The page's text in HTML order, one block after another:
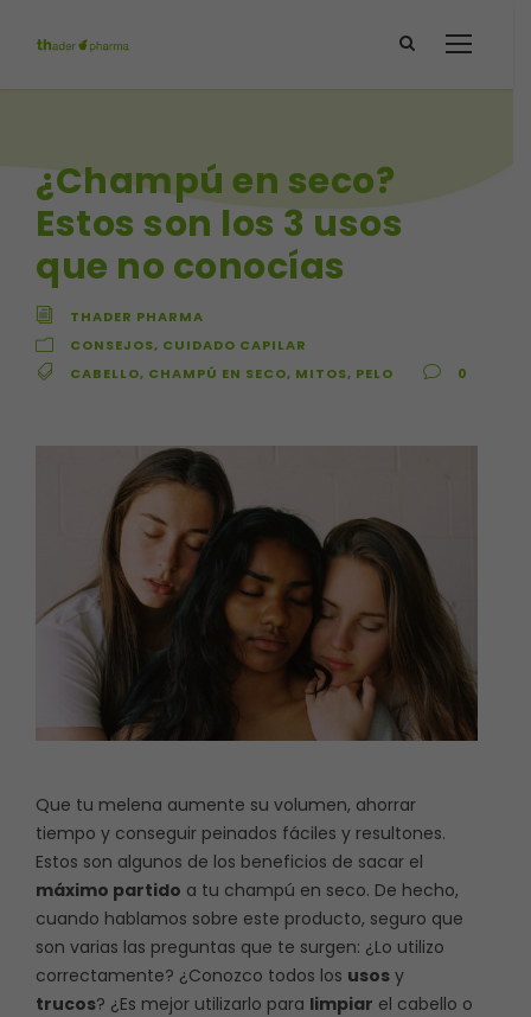
¿Champú en seco?
Estos son los 3 usos
que no conocías
THADER PHARMA
CONSEJOS, CUIDADO CAPILAR
CABELLO, CHAMPÚ EN SECO, MITOS, PELO 0
Que tu melena aumente su volumen, ahorrar
tiempo y conseguir peinados fáciles y resultones.
Estos son algunos de los beneficios de sacar el
máximo partido a tu champú en seco. De hecho,
cuando hablamos sobre este producto, seguro que
son varias las preguntas que te surgen: ¿Lo utilizo
correctamente? ¿Conozco todos los usos y
trucos? ¿Es mejor utilizarlo para limpiar el cabello o